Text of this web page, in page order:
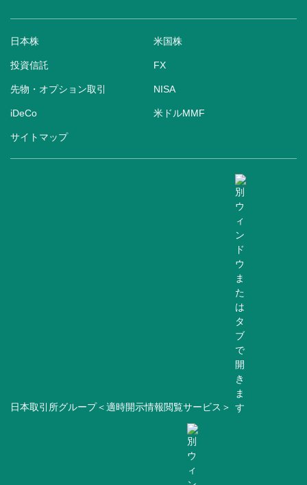
日本株 米国株
投資信託 FX
先物・オプション取引 NISA
iDeCo 米ドルMMF
サイトマップ
日本取引所グループ＜適時開示情報閲覧サービス＞